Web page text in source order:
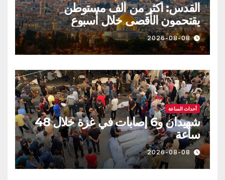
القدس: أكثر من ألف مستوطن
يقتحمون الأقصى خلال أسبوع
2026-08-08
أحداث الساعة
شهيدان و6 إصابات في غزة خلال 48
ساعة
2026-08-08